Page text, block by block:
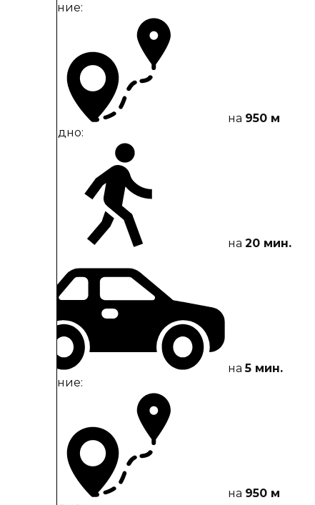
Разстояние:
на 950 м
Пешеходно:
на 20 мин.
на5 мин.
Разстояние:
на 950 м